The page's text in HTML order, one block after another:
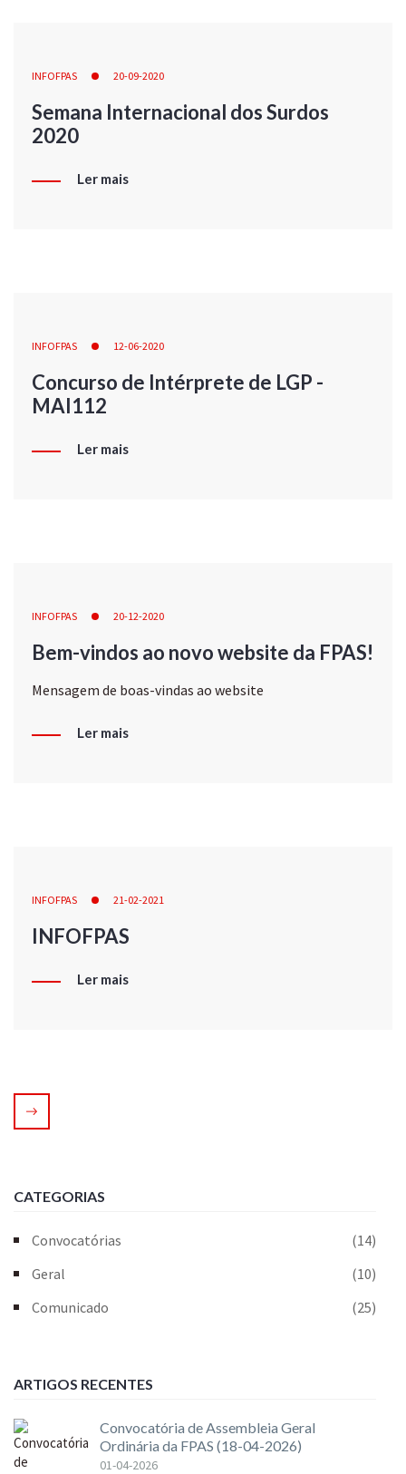
INFOFPAS 20-09-2020
Semana Internacional dos Surdos
2020
Ler mais
INFOFPAS 12-06-2020
Concurso de Intérprete de LGP -
MAI112
Ler mais
INFOFPAS 20-12-2020
Bem-vindos ao novo website da FPAS!
Mensagem de boas-vindas ao website
Ler mais
INFOFPAS 21-02-2021
INFOFPAS
Ler mais
CATEGORIAS
Convocatórias
(14)
Geral
(10)
Comunicado
(25)
ARTIGOS RECENTES
Convocatória de Assembleia Geral
Ordinária da FPAS (18-04-2026)
01-04-2026